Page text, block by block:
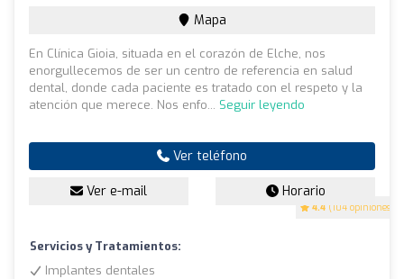
4.4 (104 opiniones)
Mapa
En Clínica Gioia, situada en el corazón de Elche, nos
enorgullecemos de ser un centro de referencia en salud
dental, donde cada paciente es tratado con el respeto y la
atención que merece. Nos enfo... Seguir leyendo
Ver teléfono
Ver e-mail Horario
Servicios y Tratamientos:
Implantes dentales